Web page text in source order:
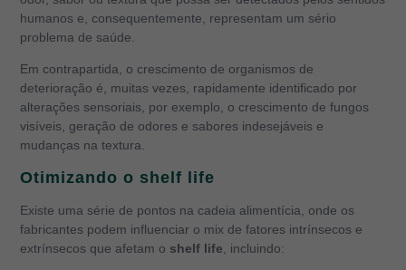
humanos e, consequentemente, representam um sério
problema de saúde.
Em contrapartida, o crescimento de organismos de
deterioração é, muitas vezes, rapidamente identificado por
alterações sensoriais, por exemplo, o crescimento de fungos
visíveis, geração de odores e sabores indesejáveis e
mudanças na textura.
Otimizando o shelf life
Existe uma série de pontos na cadeia alimentícia, onde os
fabricantes podem influenciar o mix de fatores intrínsecos e
extrínsecos que afetam o shelf life , incluindo: